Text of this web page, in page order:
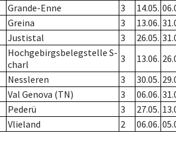
Grande-Enne 3 14.05.
Greina 3 13.06.
Justistal 3 26.05.
Hochgebirgsbelegstelle S-
charl
3 13.06.
Nessleren 3 30.05.
Val Genova (TN) 3 06.06.
Pederü 3 27.05.
Vlieland 2 06.06.